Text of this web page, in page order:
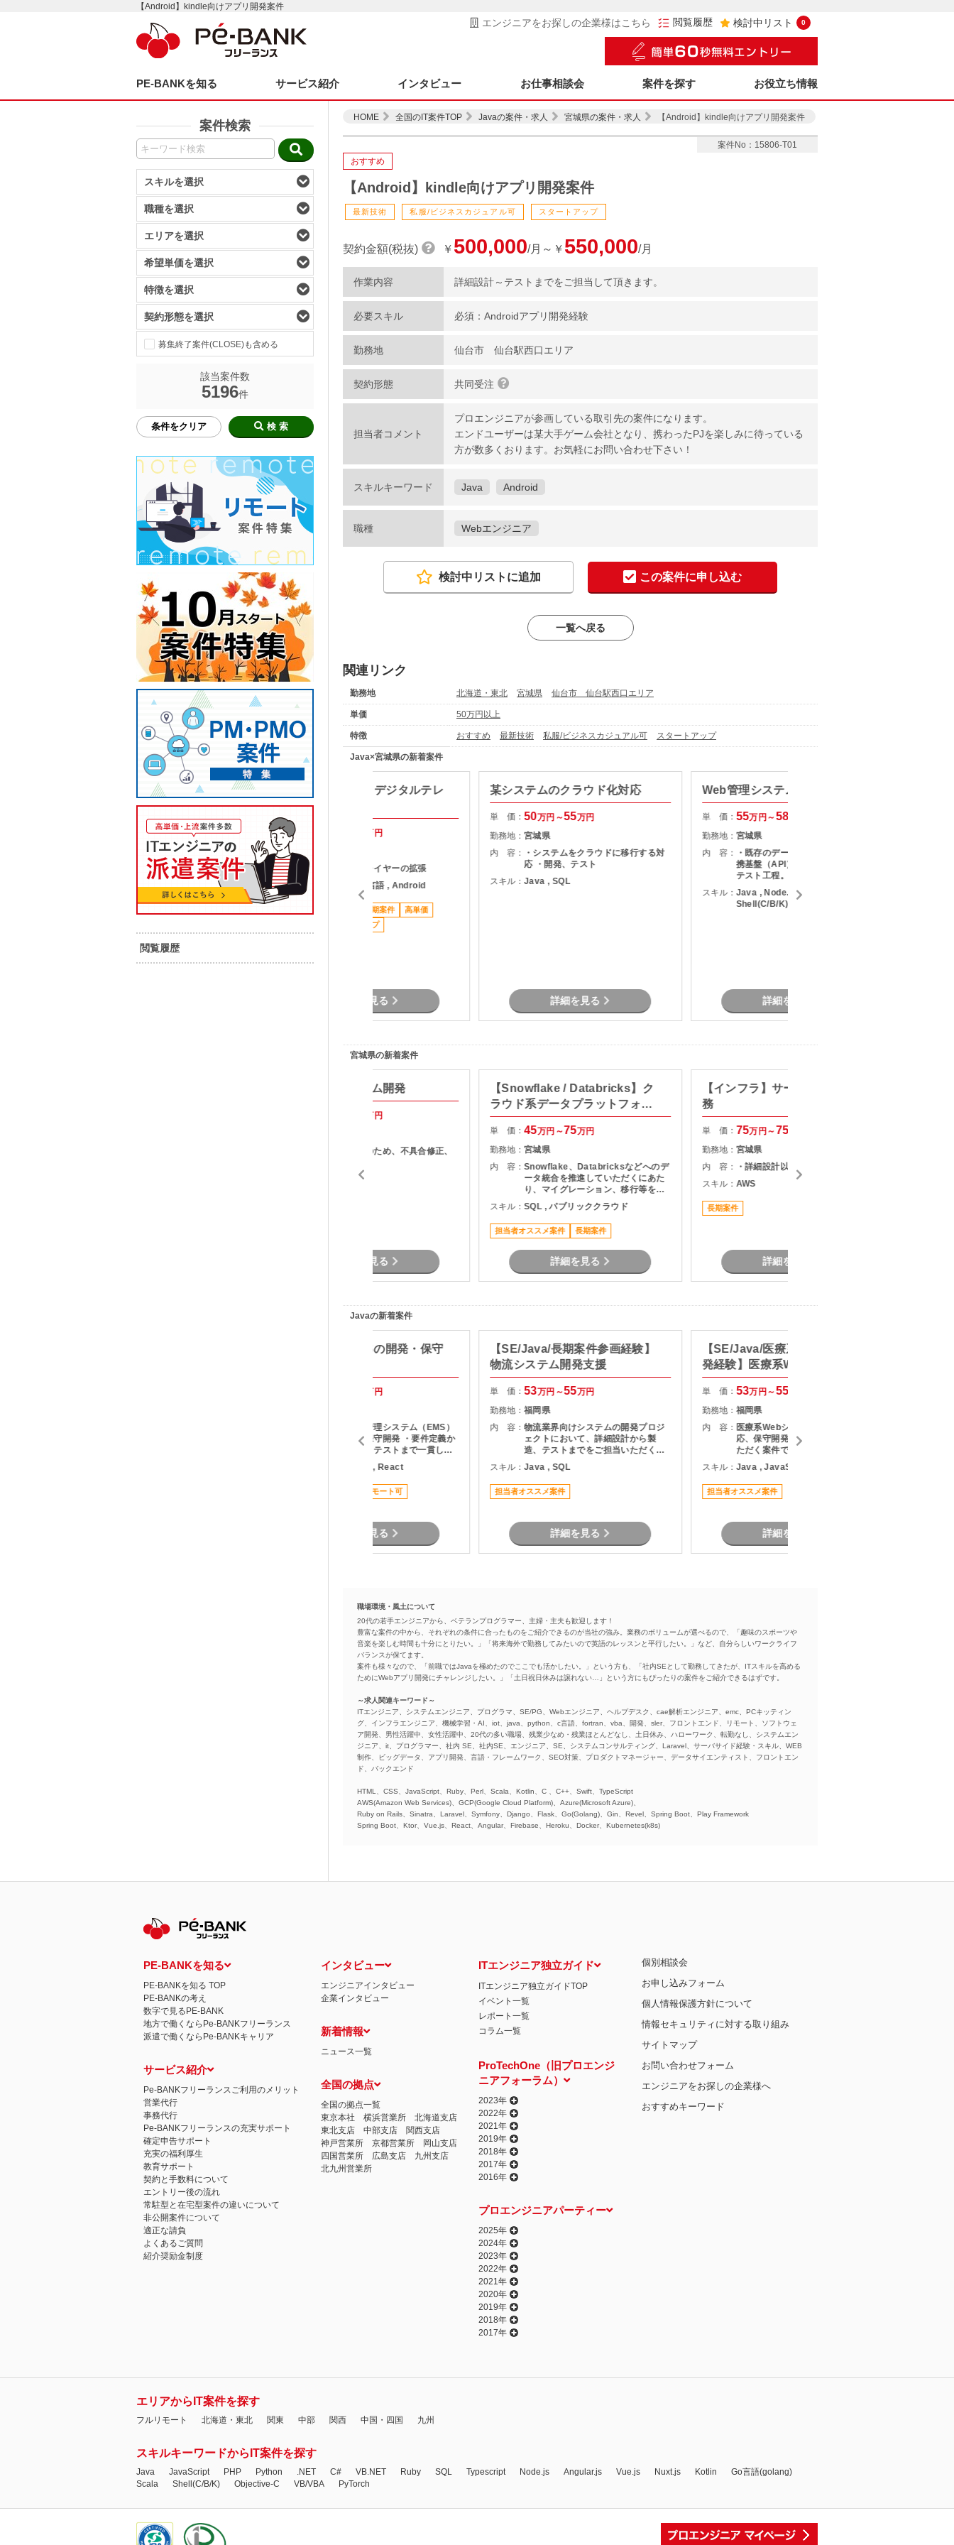
【Android】kindle向けアプリ開発案件
エンジニアをお探しの企業様はこちら 閲覧履歴 検討中リスト 0
PE-BANKを知る サービス紹介 インタビュー お仕事相談会 案件を探す お役立ち情報
案件検索
スキルを選択
職種を選択
エリアを選択
希望単価を選択
特徴を選択
契約形態を選択
募集終了案件(CLOSE)も含める
該当案件数
5196件
条件をクリア 検 索
閲覧履歴
HOME 全国のIT案件TOP Javaの案件・求人 宮城県の案件・求人 【Android】kindle向けアプリ開発案件
案件No：15806-T01
おすすめ
【Android】kindle向けアプリ開発案件
最新技術 私服/ビジネスカジュアル可 スタートアップ
契約金額(税抜) ￥ 500,000/月～￥ 550,000/月
作業内容 詳細設計～テストまでをご担当して頂きます。
必要スキル 必須：Androidアプリ開発経験
勤務地 仙台市 仙台駅西口エリア
契約形態 共同受注
担当者コメント
プロエンジニアが参画している取引先の案件になります。
エンドユーザーは某大手ゲーム会社となり、携わったPJを楽しみに待っている
方が数多くおります。お気軽にお問い合わせ下さい！
スキルキーワード Java Android
職種 Webエンジニア
検討中リストに追加 この案件に申し込む
一覧へ戻る
関連リンク
勤務地 北海道・東北 宮城県 仙台市 仙台駅西口エリア
単価 50万円以上
特徴 おすすめ 最新技術 私服/ビジネスカジュアル可 スタートアップ
Java×宮城県の新着案件
【Web系】新規サービス開発案
55万円
企画、調査分析、設計、テスト
Java , JavaScript , PHP , Python ,
Ruby , Node.js , Angular.js , Kotlin
担当者オススメ案件 エンド直
【AndroidJava】デジタルテレ
ビ開発案件
単 価：
万円
勤務地：
内 容：
放送波視聴プレイヤーの拡張
スキル：
Java , その他言語 , Android
長期案件
高単価
スタートアップ
詳細を見る
某システムのクラウド化対応
単 価：50万円～55万円
勤務地：宮城県
内 容：
・システムをクラウドに移行する対
応 ・開発、テスト
スキル：Java , SQL
詳細を見る
Web管理システム開発支援
単 価： 55万円～58
勤務地： 宮城県
内 容：
・既存のデータを活用するための連
携基盤（API）を構築 ・要件定義～
テスト工程。
スキル： Java , Node.js , Angular.js ,
Shell(C/B/K)
詳細を見る
宮城県の新着案件
某法人向けシステム開発
万円
・テスト工程のため、不具合修正、
詳細を見る
【Snowflake / Databricks】ク
ラウド系データプラットフォー
ムの開発保守
単 価：45万円～75万円
勤務地：宮城県
内 容：Snowflake、Databricksなどへのデ
ータ統合を推進していただくにあた
り、マイグレーション、移行等をご
担当いただきます。
スキル：SQL , パブリッククラウド
担当者オススメ案件 長期案件
詳細を見る
【インフラ】サーバ設計構築業
務
単 価： 75万円～75
勤務地： 宮城県
内 容：
・詳細設計以降をご担当頂きます。
スキル： AWS
長期案件
詳細を見る
Javaの新着案件
マルチユースEMSの開発・保守
万円
・エネルギー管理システム（EMS）
の機能追加・保守開発 ・要件定義か
ら設計、開発、テストまで一貫して
担当 ・API仕様書を基にしたDB設
計・ロジック設計 ・設計書作成およ
び各種レビュー対応 ・プロジェクト
管理支援（進捗・課題管理、関係者
Java , Python , React
リモート可
詳細を見る
【SE/Java/長期案件参画経験】
物流システム開発支援
単 価：53万円～55万円
勤務地：福岡県
内 容：物流業界向けシステムの開発プロジ
ェクトにおいて、詳細設計から製
造、テストまでをご担当いただく案
件です。 既存システムの機能追加や
改修を中心に対応いただき、長期的
にプロジェクトへ参画できる環境と
なっています。 物流システムの経験
スキル：Java , SQL
担当者オススメ案件
詳細を見る
【SE/Java/医療系システムの開
発経験】医療系Webシステム保
守・運用支援
単 価： 53万円～55
勤務地： 福岡県
内 容： 医療系Webシステムの仕様変更対
応、保守開発、障害対応をご担当い
ただく案件です。 利用部門と直接コ
ミュニケーションを取りながら、調
査・原因分析・改修対応を実施して
いただきます。 設計から保守運用ま
で幅広い経験を活かせるため、Web
スキル： Java , JavaScript , SQL
担当者オススメ案件
詳細を見る
職場環境・風土について
20代の若手エンジニアから、ベテランプログラマー、主婦・主夫も歓迎します！
豊富な案件の中から、それぞれの条件に合ったものをご紹介できるのが当社の強み。業務のボリュームが選べるので、「趣味のスポーツや
音楽を楽しむ時間も十分にとりたい。」「将来海外で勤務してみたいので英語のレッスンと平行したい。」など、自分らしいワークライフ
バランスが保てます。
案件も様々なので、「前職ではJavaを極めたのでここでも活かしたい。」という方も、「社内SEとして勤務してきたが、ITスキルを高める
ためにWebアプリ開発にチャレンジしたい。」「土日祝日休みは譲れない…」という方にもぴったりの案件をご紹介できるはずです。
～求人関連キーワード～
ITエンジニア、システムエンジニア、プログラマ、SE/PG、Webエンジニア、ヘルプデスク、cae解析エンジニア、emc、PCキッティン
グ、インフラエンジニア、機械学習・AI、iot、java、python、c言語、fortran、vba、開発、sler、フロントエンド、リモート、ソフトウェ
ア開発、男性活躍中、女性活躍中、20代の多い職場、残業少なめ・残業ほとんどなし、土日休み、ハローワーク、転勤なし、システムエン
ジニア、it、プログラマー、社内 SE、社内SE、エンジニア、SE、システムコンサルティング、Laravel、サーバサイド経験・スキル、WEB
制作、ビッグデータ、アプリ開発、言語・フレームワーク、SEO対策、プロダクトマネージャー、データサイエンティスト、フロントエン
ド、バックエンド
HTML、CSS、JavaScript、Ruby、Perl、Scala、Kotlin、C 、C++、Swift、TypeScript
AWS(Amazon Web Services)、GCP(Google Cloud Platform)、Azure(Microsoft Azure)、
Ruby on Rails、Sinatra、Laravel、Symfony、Django、Flask、Go(Golang)、Gin、Revel、Spring Boot、Play Framework
Spring Boot、Ktor、Vue.js、React、Angular、Firebase、Heroku、Docker、Kubernetes(k8s)
PE-BANKを知る
PE-BANKを知る TOP
PE-BANKの考え
数字で見るPE-BANK
地方で働くならPe-BANKフリーランス
派遣で働くならPe-BANKキャリア
サービス紹介
Pe-BANKフリーランスご利用のメリット
営業代行
事務代行
Pe-BANKフリーランスの充実サポート
確定申告サポート
充実の福利厚生
教育サポート
契約と手数料について
エントリー後の流れ
常駐型と在宅型案件の違いについて
非公開案件について
適正な請負
よくあるご質問
紹介奨励金制度
インタビュー
エンジニアインタビュー
企業インタビュー
新着情報
ニュース一覧
全国の拠点
全国の拠点一覧
東京本社
横浜営業所
北海道支店
東北支店
中部支店
関西支店
神戸営業所
京都営業所
岡山支店
四国営業所
広島支店
九州支店
北九州営業所
ITエンジニア独立ガイド
ITエンジニア独立ガイドTOP
イベント一覧
レポート一覧
コラム一覧
ProTechOne（旧プロエンジ
ニアフォーラム）
2023年
2022年
2021年
2019年
2018年
2017年
2016年
プロエンジニアパーティー
2025年
2024年
2023年
2022年
2021年
2020年
2019年
2018年
2017年
個別相談会
お申し込みフォーム
個人情報保護方針について
情報セキュリティに対する取り組み
サイトマップ
お問い合わせフォーム
エンジニアをお探しの企業様へ
おすすめキーワード
エリアからIT案件を探す
フルリモート 北海道・東北 関東 中部 関西 中国・四国 九州
スキルキーワードからIT案件を探す
Java JavaScript PHP Python .NET C# VB.NET Ruby SQL Typescript Node.js Angular.js Vue.js Nuxt.js Kotlin
Go言語(golang)
Scala
Shell(C/B/K) Objective-C VB/VBA PyTorch